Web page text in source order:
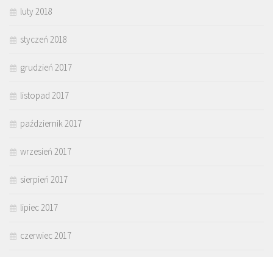
luty 2018
styczeń 2018
grudzień 2017
listopad 2017
październik 2017
wrzesień 2017
sierpień 2017
lipiec 2017
czerwiec 2017